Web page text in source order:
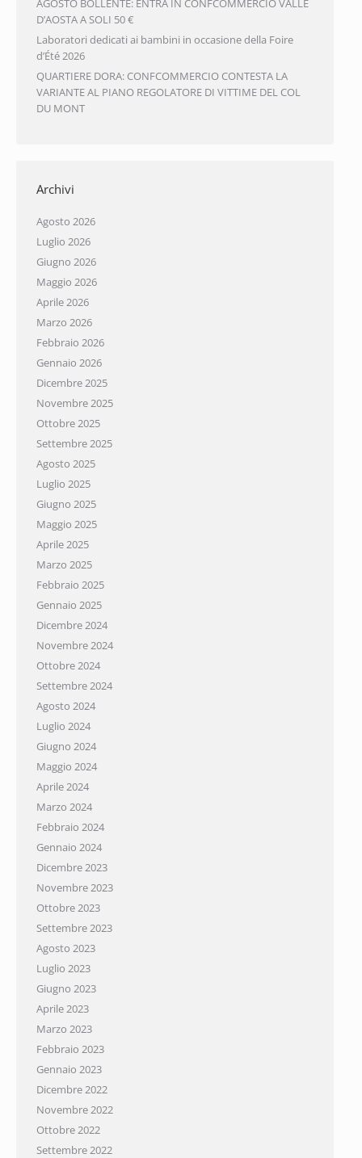
D’AOSTA A SOLI 50 €
Laboratori dedicati ai bambini in occasione della Foire
d’Été 2026
QUARTIERE DORA: CONFCOMMERCIO CONTESTA LA
VARIANTE AL PIANO REGOLATORE DI VITTIME DEL COL
DU MONT
Archivi
Agosto 2026
Luglio 2026
Giugno 2026
Maggio 2026
Aprile 2026
Marzo 2026
Febbraio 2026
Gennaio 2026
Dicembre 2025
Novembre 2025
Ottobre 2025
Settembre 2025
Agosto 2025
Luglio 2025
Giugno 2025
Maggio 2025
Aprile 2025
Marzo 2025
Febbraio 2025
Gennaio 2025
Dicembre 2024
Novembre 2024
Ottobre 2024
Settembre 2024
Agosto 2024
Luglio 2024
Giugno 2024
Maggio 2024
Aprile 2024
Marzo 2024
Febbraio 2024
Gennaio 2024
Dicembre 2023
Novembre 2023
Ottobre 2023
Settembre 2023
Agosto 2023
Luglio 2023
Giugno 2023
Aprile 2023
Marzo 2023
Febbraio 2023
Gennaio 2023
Dicembre 2022
Novembre 2022
Ottobre 2022
Settembre 2022